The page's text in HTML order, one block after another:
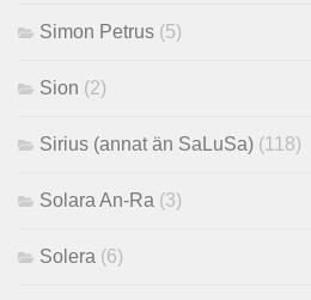
Simon Petrus (5)
Sion (2)
Sirius (annat än SaLuSa) (118)
Solara An-Ra (3)
Solera (6)